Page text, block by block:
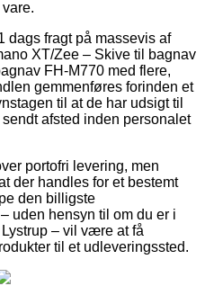
dags fragt på massevis af
XT/Zee – Skive til bagnav
FH-M770 med flere,
gemmenføres forinden et
til at de har udsigt til
afsted inden personalet
portofri levering, men
der handles for et bestemt
den billigste
uden hensyn til om du er i
– vil være at få
til et udleveringssted.